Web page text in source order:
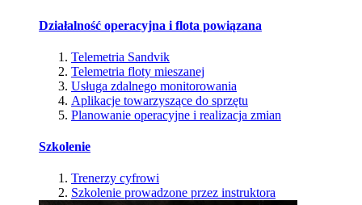
Działalność operacyjna i flota powiązana
Telemetria Sandvik
Telemetria floty mieszanej
Usługa zdalnego monitorowania
Aplikacje towarzyszące do sprzętu
Planowanie operacyjne i realizacja zmian
Szkolenie
Trenerzy cyfrowi
Szkolenie prowadzone przez instruktora